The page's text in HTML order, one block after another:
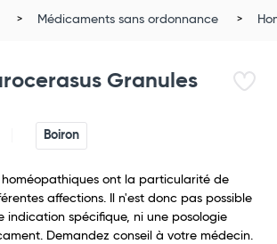
Médicaments sans ordonnance
Granules
Boiron
homéopathiques ont la particularité de
affections. Il n'est donc pas possible
indication spécifique, ni une posologie
Demandez conseil à votre médecin.